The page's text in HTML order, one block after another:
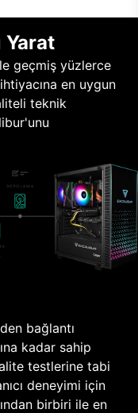
Yarat
geçmiş yüzlerce
en uygun
teknik
bağlantı
kadar sahip
testlerine tabi
deneyimi için
birbiri ile en